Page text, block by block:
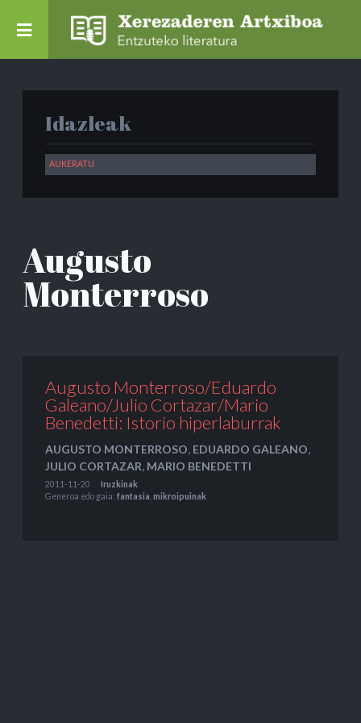
Idazleak
Augusto
Monterroso
Augusto Monterroso/Eduardo
Galeano/Julio Cortazar/Mario
Benedetti: Istorio hiperlaburrak
AUGUSTO MONTERROSO, EDUARDO GALEANO,
JULIO CORTAZAR, MARIO BENEDETTI
2011-11-20
Iruzkinak
Generoa edo gaia: fantasia mikroipuinak